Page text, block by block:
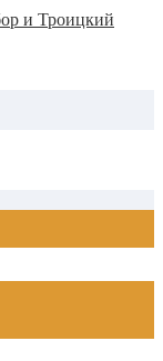
и Троицкий